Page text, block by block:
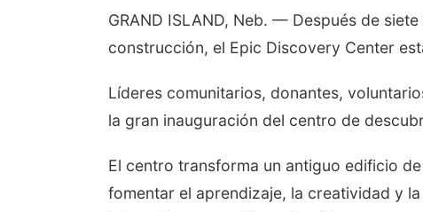
GRAND ISLAND, Neb. — Después de
construcción, el Epic Discovery Center
Líderes comunitarios, donantes,
la gran inauguración del centro de
El centro transforma un antiguo edificio
fomentar el aprendizaje, la creatividad y